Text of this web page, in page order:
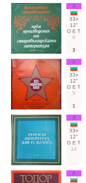
А
33○
12"
О Е Т
6
3
А
33○
12"
О Е Т
5
1
А
33○
12"
О Е Т
14
А